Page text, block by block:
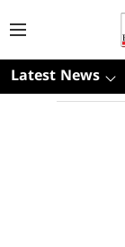
Latest News